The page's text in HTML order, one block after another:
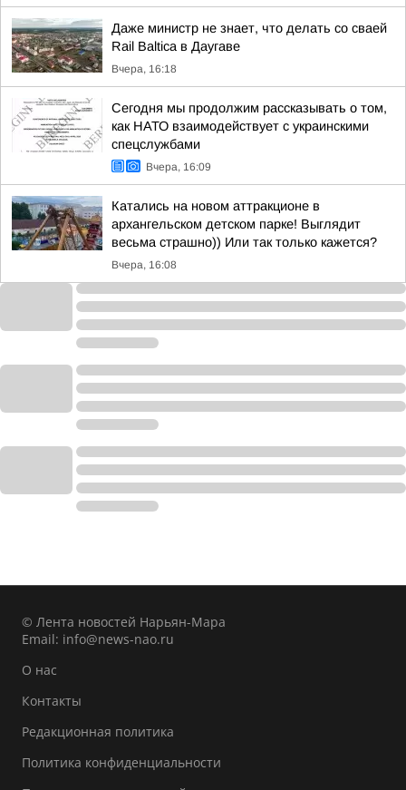
Даже министр не знает, что делать со сваей
Rail Baltica в Даугаве
Вчера, 16:18
Сегодня мы продолжим рассказывать о том,
как НАТО взаимодействует с украинскими
спецслужбами
Вчера, 16:09
Катались на новом аттракционе в
архангельском детском парке! Выглядит
весьма страшно)) Или так только кажется?
Вчера, 16:08
© Лента новостей Нарьян-Мара
Email: info@news-nao.ru
О нас
Контакты
Редакционная политика
Политика конфиденциальности